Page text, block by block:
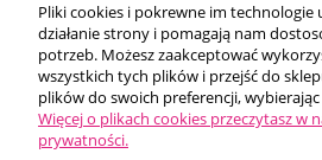
Pliki cookies i pokrewne im
działanie strony i pomagają nam
potrzeb. Możesz zaakceptować
wszystkich tych plików i przejść do
plików do swoich preferencji,
Więcej o plikach cookies przeczytasz w
prywatności.